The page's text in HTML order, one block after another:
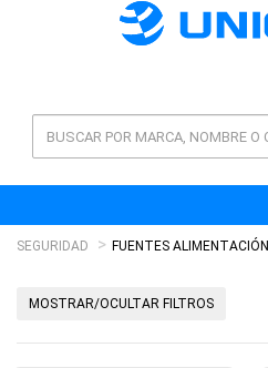
SEGURIDAD FUENTES ALIMENTACIÓN
MOSTRAR/OCULTAR FILTROS